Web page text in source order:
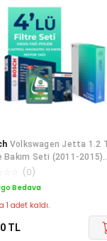
Volkswagen Jetta 1.2
Bakım Seti (2011-2015)
4lt Motor Yağlı
(0)
Bedava
1 adet kaldı.
TL